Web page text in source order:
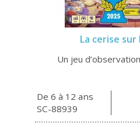
La cerise
Un jeu
De 6 à 12 ans
SC-88939